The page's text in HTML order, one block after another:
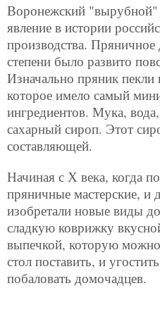
Воронежский "вырубной"
явление в истории
производства.
степени было развито
Изначально пряник пекли
которое имело самый
ингредиентов. Мука,
сахарный сироп. Этот
составляющей.
Начиная с Х века, когда
пряничные мастерские,
изобретали новые виды
сладкую коврижку
выпечкой, которую
стол поставить, и
побаловать домочадцев.